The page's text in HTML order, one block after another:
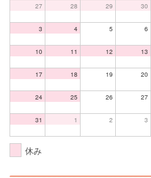
27 28 29 30
3 4 5 6
10 11 12 13
17 18 19 20
24 25 26 27
31 1 2 3
休み